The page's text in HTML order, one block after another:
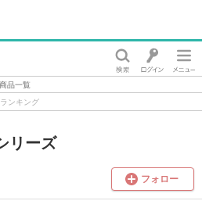
商品一覧
ンキング
リーズ
フォロー